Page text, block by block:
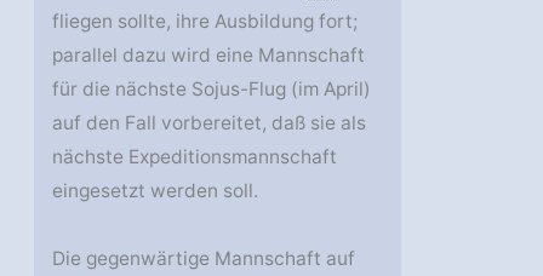
fliegen sollte, ihre Ausbildung fort;
parallel dazu wird eine Mannschaft
für die nächste Sojus-Flug (im April)
auf den Fall vorbereitet, daß sie als
nächste Expeditionsmannschaft
eingesetzt werden soll.
Die gegenwärtige Mannschaft auf